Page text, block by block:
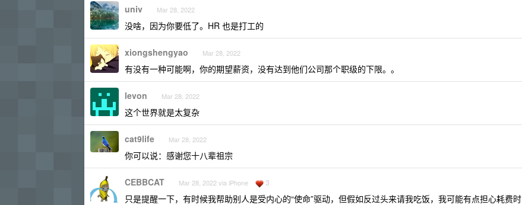
univ Mar 28, 2022
没啥，因为你要低了。HR 也是打工的
xiongshengyao Mar 28, 2022
有没有一种可能啊，你的期望薪资，没有达到他们公司那个职级的下限。。
levon Mar 28, 2022
这个世界就是太复杂
cat9life Mar 28, 2022
你可以说：感谢您十八辈祖宗
CEBBCAT Mar 28, 2022 via iPhone 3
只是提醒一下，有时候我帮助别人是受内心的“使命”驱动，但假如反过头来请我吃饭，我可能有点担心耗费时